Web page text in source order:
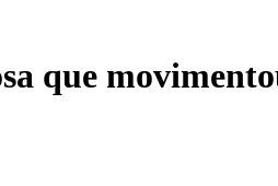
que